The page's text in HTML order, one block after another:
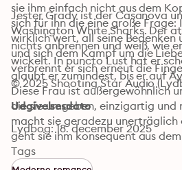
sie ihm einfach nicht aus dem
sich für ihn die eine große Frage:
wirklich wert, all seine Bedenken
und sich dem Kampf um die
verbrennt er sich erneut die
Jester Grady ist der Casanova
Washington White Sharks. Der
nichts anbrennen und weiß, wie
wickelt. In puncto Lust hat er
glaubt er zumindest, bis er auf
Diese Frau ist außergewöhnlich
die sie umgeben, einzigartig und
macht sie geradezu unerträglich
geht sie ihm konsequent aus
keinen Fall näher kennenlernen.
sündigen Geheimnis gewachsen?
© 2025 Shooting Star Audio
Udgivelsesdato
Lydbog: 18. december 2025
Tags